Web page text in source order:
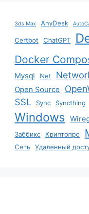
3ds Max AnyDesk
Certbot ChatGPT
Docker
Mysql Net
Open Source
SSL Sync Syncthing
Windows
Заббикс
Криптопро
Сеть Удаленный